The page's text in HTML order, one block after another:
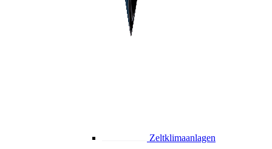
Zeltklimaanlagen